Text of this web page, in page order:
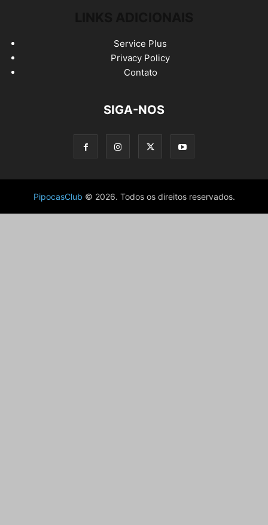
Service Plus
Privacy Policy
Contato
SIGA-NOS
PipocasClub © 2026. Todos os direitos reservados.